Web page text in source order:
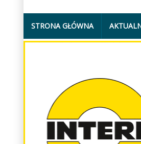
STRONA GŁÓWNA